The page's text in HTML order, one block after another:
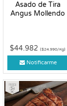
Asado de Tira
Angus Mollendo
$44.982($24.990/Kg)
Notificarme
Fresco